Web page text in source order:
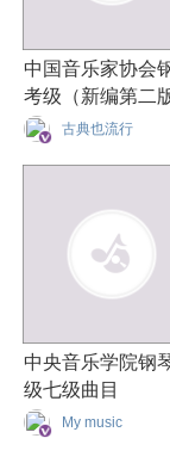
中国音乐家协会
考级（新编第二
1—10级精选曲集
古典也流行
中央音乐学院钢
级七级曲目
My music